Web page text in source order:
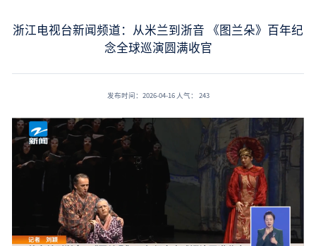
浙江电视台新闻频道：从米兰到浙音 《图兰朵》百年纪
念全球巡演圆满收官
发布时间：2026-04-16 人气： 243